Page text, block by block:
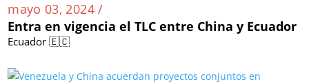
mayo 03, 2024 /
Entra en vigencia el TLC entre China y Ecuador
Ecuador 🇪🇨